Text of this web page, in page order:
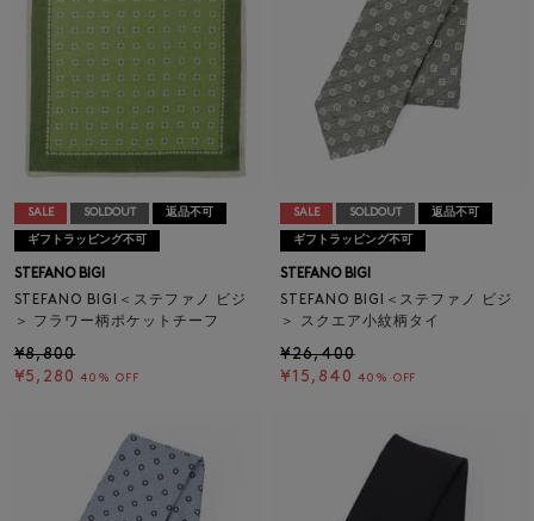
SALE SOLDOUT 返品不可
ギフトラッピング不可
STEFANO BIGI
STEFANO BIGI＜ステファノ ビジ
＞ フラワー柄ポケットチーフ
¥8,800
¥5,280 40% OFF
SALE SOLDOUT 返品不可
ギフトラッピング不可
STEFANO BIGI
STEFANO BIGI＜ステファノ ビジ
＞ スクエア小紋柄タイ
¥26,400
¥15,840 40% OFF